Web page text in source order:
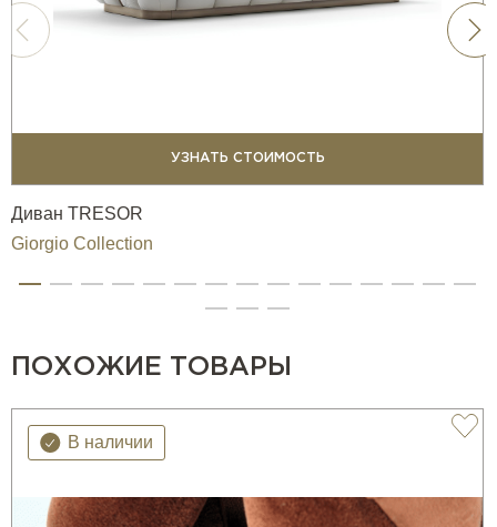
УЗНАТЬ СТОИМОСТЬ
Диван TRESOR
Giorgio Collection
ПОХОЖИЕ ТОВАРЫ
В наличии